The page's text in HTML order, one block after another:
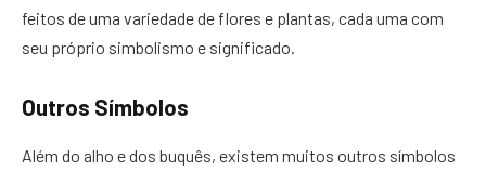
feitos de uma variedade de flores e plantas, cada uma com
seu próprio simbolismo e significado.
Outros Símbolos
Além do alho e dos buquês, existem muitos outros símbolos